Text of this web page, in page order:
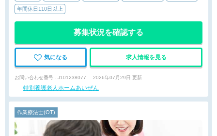
年間休日110日以上
募集状況を確認する
気になる 求人情報を見る
お問い合わせ番号 : J101238077 2026年07月29日 更新
特別養護老人ホームあいぜん
作業療法士(OT)